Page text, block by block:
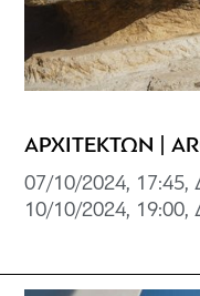
ΑΡΧΙΤΕΚΤΩΝ |
07/10/2024,
10/10/2024,